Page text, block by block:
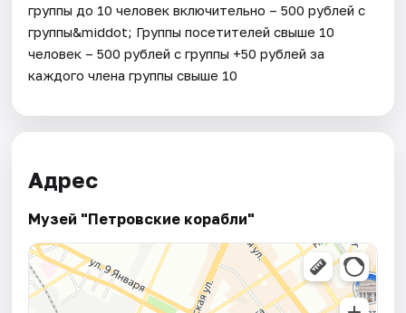
группы до 10 человек включительно – 500 рублей с
группы&middot; Группы посетителей свыше 10
человек – 500 рублей с группы +50 рублей за
каждого члена группы свыше 10
Адрес
Музей "Петровские корабли"